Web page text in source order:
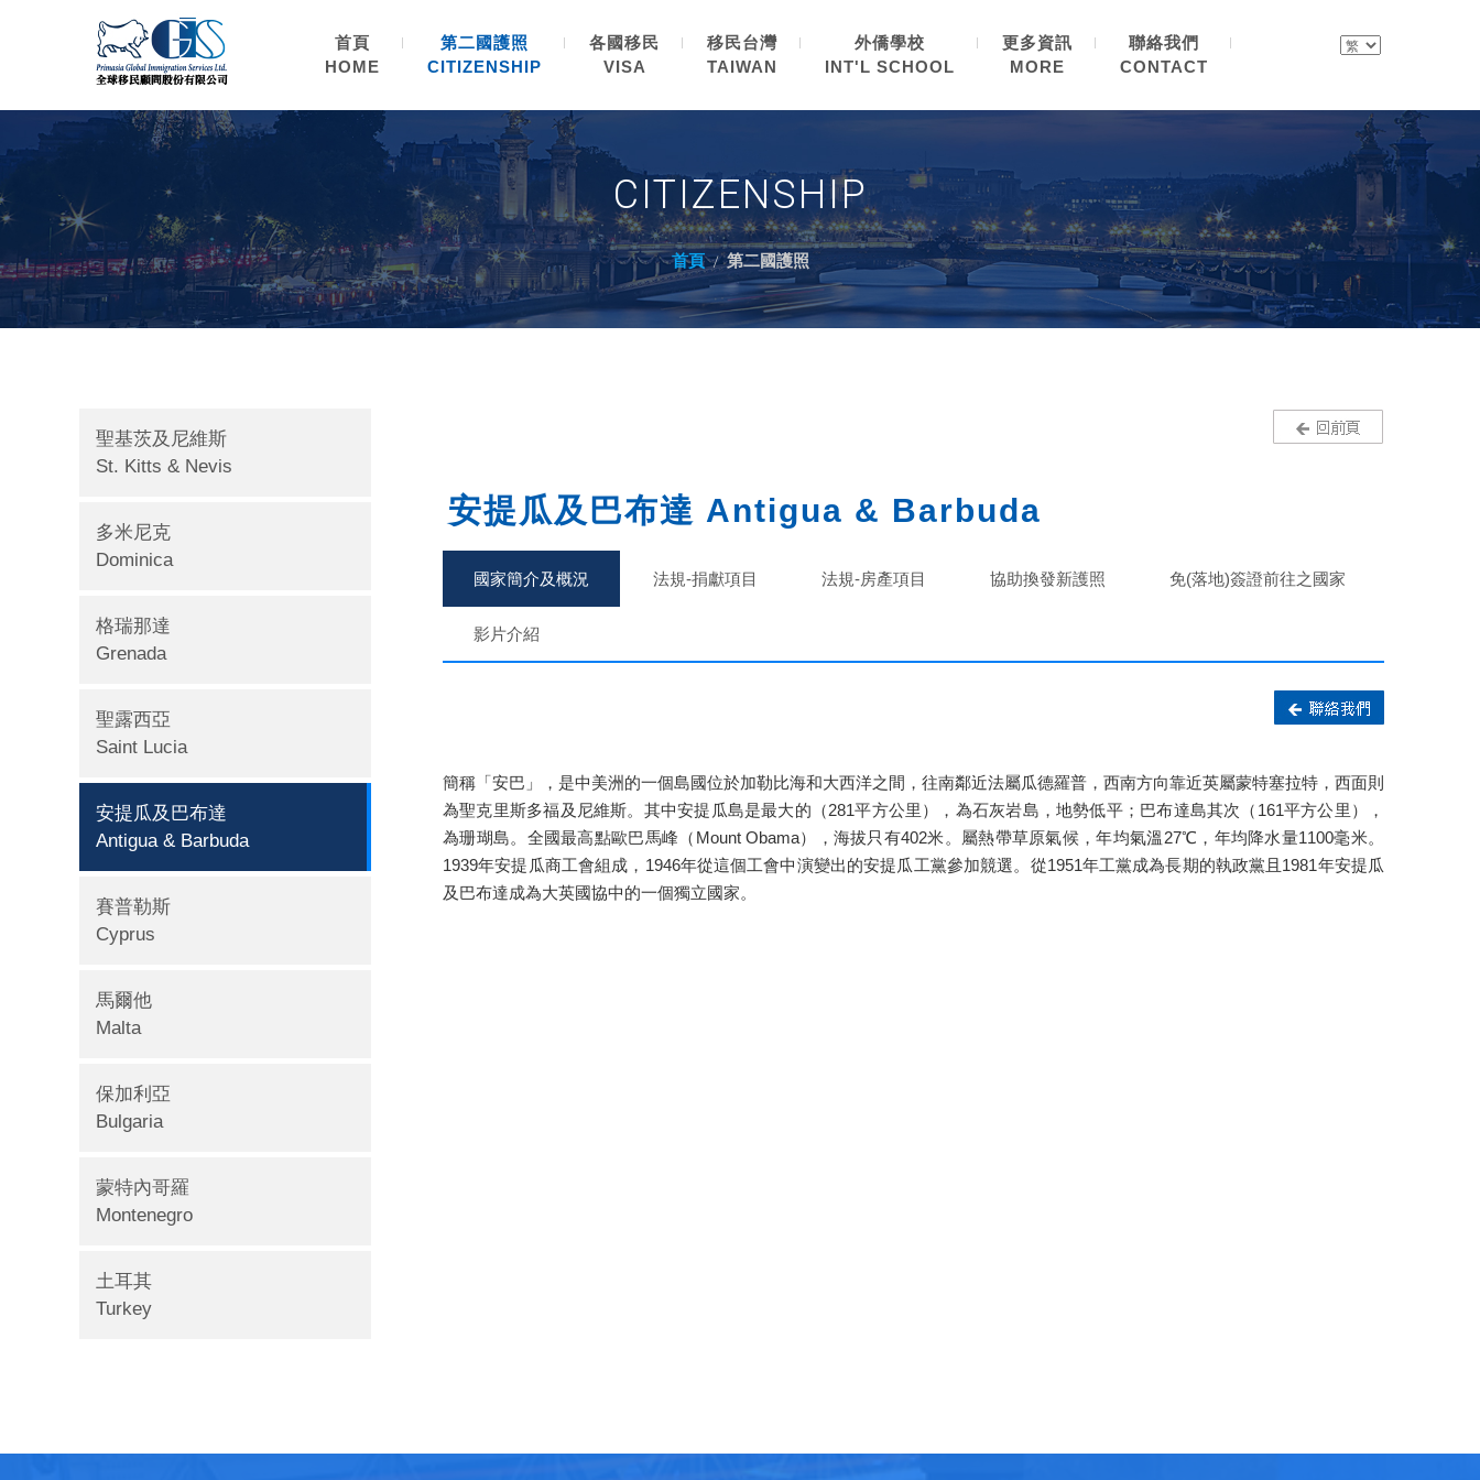
首頁
HOME
第二國護照
CITIZENSHIP
各國移民
VISA
移民台灣
TAIWAN
外僑學校
INT'L SCHOOL
更多資訊
MORE
聯絡我們
CONTACT
CITIZENSHIP
首頁 第二國護照
聖基茨及尼維斯
St. Kitts & Nevis
多米尼克
Dominica
格瑞那達
Grenada
聖露西亞
Saint Lucia
安提瓜及巴布達
Antigua & Barbuda
賽普勒斯
Cyprus
馬爾他
Malta
保加利亞
Bulgaria
蒙特內哥羅
Montenegro
土耳其
Turkey
安提瓜及巴布達 Antigua & Barbuda
國家簡介及概況 法規-捐獻項目 法規-房產項目 協助換發新護照 免(落地)簽證前往之國家
影片介紹
簡稱「安巴」，是中美洲的一個島國位於加勒比海和大西洋之間，往南鄰近法屬瓜德羅普，西南方向靠近英屬蒙特塞拉特，西面則
為聖克里斯多福及尼維斯。其中安提瓜島是最大的（281平方公里），為石灰岩島，地勢低平；巴布達島其次（161平方公里），
為珊瑚島。全國最高點歐巴馬峰（Mount Obama），海拔只有402米。屬熱帶草原氣候，年均氣溫27℃，年均降水量1100毫米。
1939年安提瓜商工會組成，1946年從這個工會中演變出的安提瓜工黨參加競選。從1951年工黨成為長期的執政黨且1981年安提瓜
及巴布達成為大英國協中的一個獨立國家。